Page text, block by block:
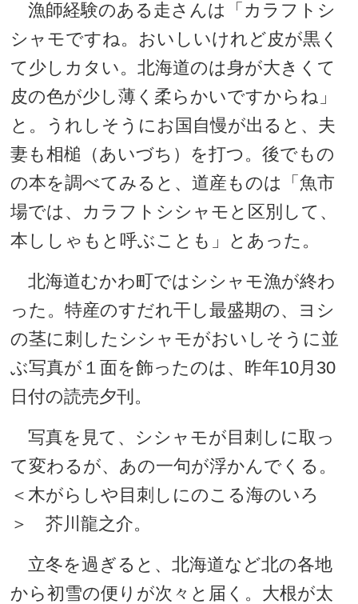
漁師経験のある走さんは「カラフトシ
シャモですね。おいしいけれど皮が黒く
て少しカタい。北海道のは身が大きくて
皮の色が少し薄く柔らかいですからね」
と。うれしそうにお国自慢が出ると、夫
妻も相槌（あいづち）を打つ。後でもの
の本を調べてみると、道産ものは「魚市
場では、カラフトシシャモと区別して、
本ししゃもと呼ぶことも」とあった。
北海道むかわ町ではシシャモ漁が終わ
った。特産のすだれ干し最盛期の、ヨシ
の茎に刺したシシャモがおいしそうに並
ぶ写真が１面を飾ったのは、昨年10月30
日付の読売夕刊。
写真を見て、シシャモが目刺しに取っ
て変わるが、あの一句が浮かんでくる。
＜木がらしや目刺しにのこる海のいろ
＞ 芥川龍之介。
立冬を過ぎると、北海道など北の各地
から初雪の便りが次々と届く。大根が太